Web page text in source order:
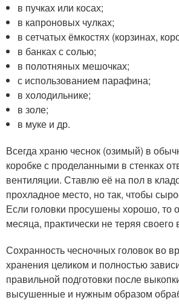
в пучках или косах;
в капроновых чулках;
в сетчатых ёмкостях (корзинах,
в банках с солью;
в полотняных мешочках;
с использованием парафина;
в холодильнике;
в золе;
в муке и др.
Всегда храню чеснок (озимый) в
коробке с проделанными в стенках
вентиляции. Ставлю её на пол в
прохладное место, но так, чтобы
Если головки просушены хорошо, то
месяца, практически не теряя своего
Сохранность чесночных головок во
хранения целиком и полностью
правильной подготовки после
высушенные и нужным образом